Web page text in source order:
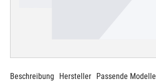
Beschreibung Hersteller Passende Modelle